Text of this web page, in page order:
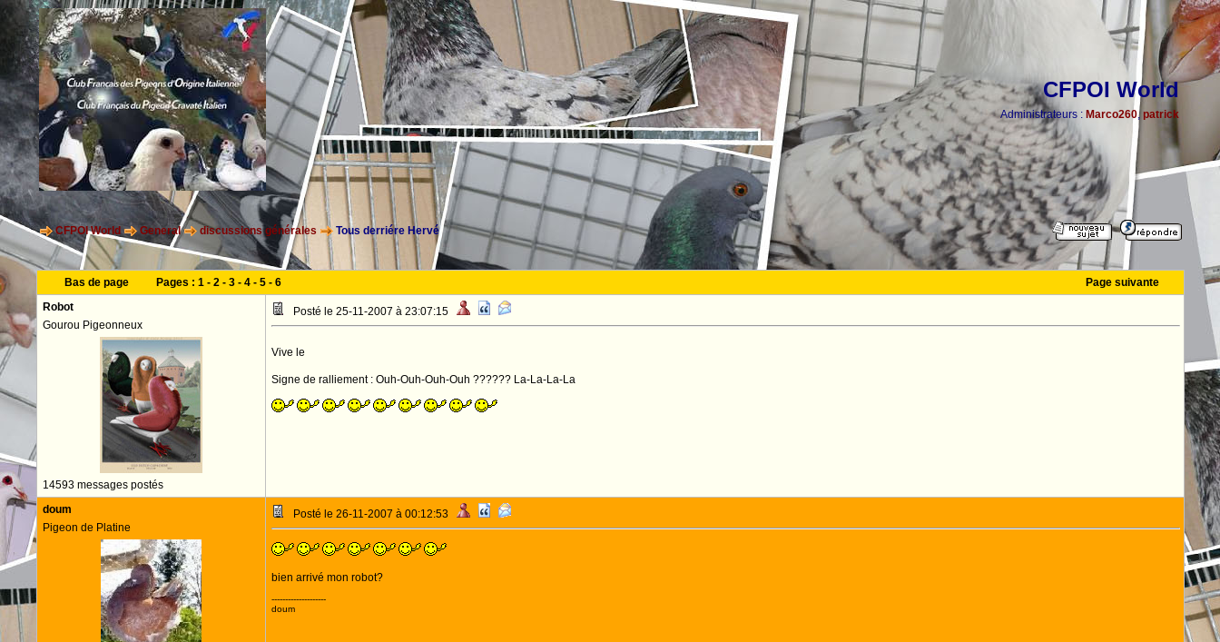
CFPOI World
Administrateurs : Marco260, patrick
CFPOI World General discussions générales Tous derriére Hervé
Bas de page Pages : 1- 2- 3- 4- 5- 6
Page suivante
Robot
Gourou Pigeonneux
14593 messages postés
Posté le 25-11-2007 à 23:07:15
Vive le
Signe de ralliement : Ouh-Ouh-Ouh-Ouh ?????? La-La-La-La
doum
Pigeon de Platine
Posté le 26-11-2007 à 00:12:53
bien arrivé mon robot?
--------------------
doum